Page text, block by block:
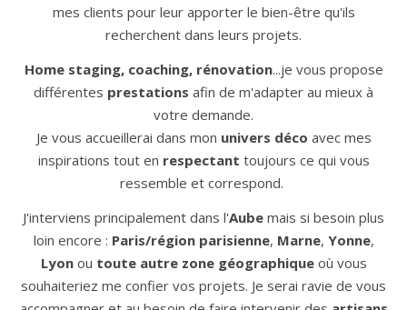
mes clients pour leur apporter le bien-être qu'ils
recherchent dans leurs projets.
Home staging, coaching, rénovation...je vous propose
différentes prestations afin de m'adapter au mieux à
votre demande.
Je vous accueillerai dans mon univers déco avec mes
inspirations tout en respectant toujours ce qui vous
ressemble et correspond.
J'interviens principalement dans l'Aube mais si besoin plus
loin encore : Paris/région parisienne, Marne, Yonne,
Lyonou toute autre zone géographiqueoù vous
souhaiteriez me confier vos projets. Je serai ravie de vous